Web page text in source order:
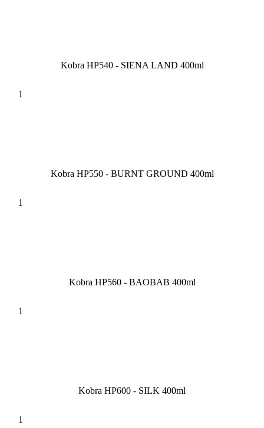
Kobra HP540 - SIENA LAND 400ml
Kobra HP550 - BURNT GROUND 400ml
Kobra HP560 - BAOBAB 400ml
Kobra HP600 - SILK 400ml